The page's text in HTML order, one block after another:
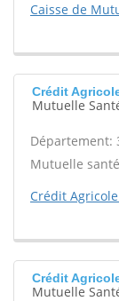
Caisse de
Crédit
Mutuelle
Département:
Mutuelle
Crédit
Crédit
Mutuelle